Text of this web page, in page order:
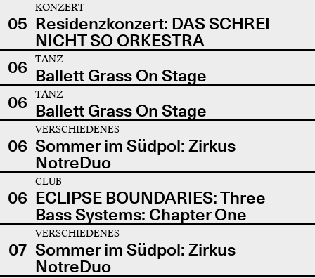
05
KONZERT
Residenzkonzert: DAS SCHREI
NICHT SO ORKESTRA
06
TANZ
Ballett Grass On Stage
06
TANZ
Ballett Grass On Stage
06
VERSCHIEDENES
Sommer im Südpol: Zirkus
NotreDuo
06
CLUB
ECLIPSE BOUNDARIES: Three
Bass Systems: Chapter One
07
VERSCHIEDENES
Sommer im Südpol: Zirkus
NotreDuo